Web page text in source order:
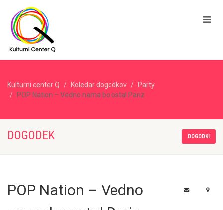
Kulturni center Q Koledar dogodkov
Party
POP Nation – Vedno nama bo ostal Pariz
DOGODEK DOGODKI
POP Nation – Vedno